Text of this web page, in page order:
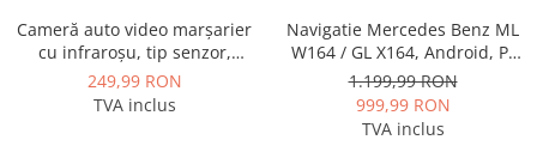
Cameră auto video marșarier
cu infraroșu, tip senzor,
rezoluție 1280x720P, unghi
deschis 140° - AD-BGCM4
249,99 RON
TVA inclus
Navigatie Mercedes Benz ML
W164 / GL X164, Android, P-
Octacore / 2GB RAM + 32GB
ROM, 9 Inch - AD-
BGP9002+AD-BGRKIT405
1.199,99 RON
999,99 RON
TVA inclus